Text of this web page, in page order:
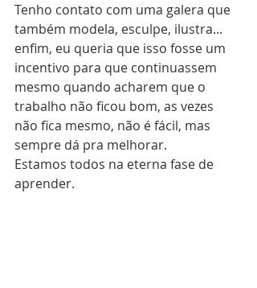
Tenho contato com uma galera que
também modela, esculpe, ilustra...
enfim, eu queria que isso fosse um
incentivo para que continuassem
mesmo quando acharem que o
trabalho não ficou bom, as vezes
não fica mesmo, não é fácil, mas
sempre dá pra melhorar.
Estamos todos na eterna fase de
aprender.